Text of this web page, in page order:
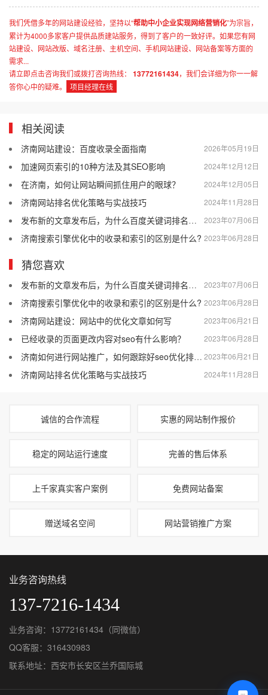
我们凭借多年的网站建设经验，坚持以“帮助中小企业实现网络营销化”为宗旨，
累计为4000多家客户提供品质建站服务，得到了客户的一致好评。如果您有网
站建设、网站改版、域名注册、主机空间、手机网站建设、网站备案等方面的
需求...
请立即点击咨询我们或拨打咨询热线：
13772161434，我们会详细为你一一解
答你心中的疑难。
项目经理在线
相关阅读
2026年05月19日
济南网站建设：百度收录全面指南
2024年12月12日
加速网页索引的10种方法及其SEO影响
2024年12月05日
在济南，如何让网站瞬间抓住用户的眼球？
2024年11月28日
济南网站排名优化策略与实战技巧
2023年07月06日
发布新的文章发布后，为什么百度关键词排名会突然消失？
2023年06月28日
济南搜索引擎优化中的收录和索引的区别是什么?
猜您喜欢
2023年07月06日
发布新的文章发布后，为什么百度关键词排名会突然消失？
2023年06月28日
济南搜索引擎优化中的收录和索引的区别是什么?
2023年06月21日
济南网站建设：网站中的优化文章如何写
2023年06月28日
已经收录的页面更改内容对seo有什么影响？
2023年06月21日
济南如何进行网站推广，如何跟踪好seo优化排名效果
2024年11月28日
济南网站排名优化策略与实战技巧
诚信的合作流程 实惠的网站制作报价
稳定的网站运行速度 完善的售后体系
上千家真实客户案例 免费网站备案
赠送域名空间 网站营销推广方案
业务咨询热线
137-7216-1434
业务咨询：13772161434（同微信）
QQ客服： 316430983
联系地址：西安市长安区兰乔国际城